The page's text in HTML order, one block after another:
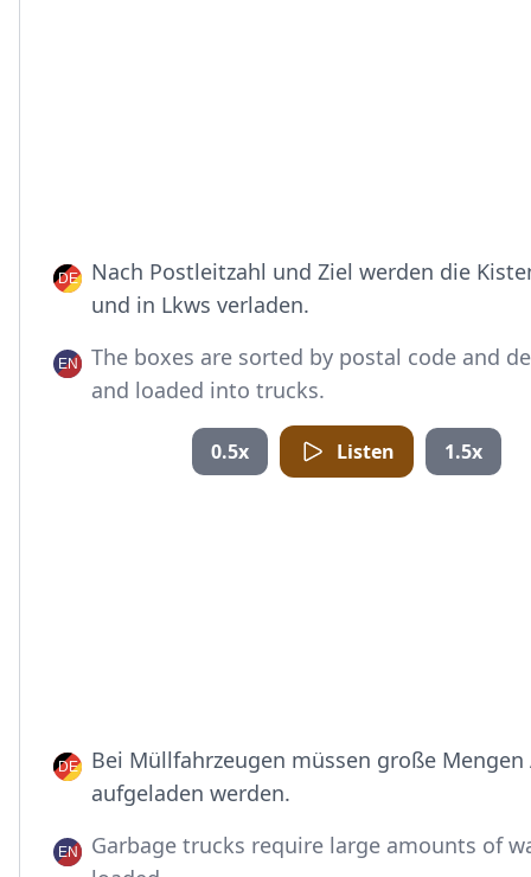
Nach Postleitzahl und Ziel werden die
und in Lkws verladen.
The boxes are sorted by postal code and
and loaded into trucks.
0.5x Listen 1.5x
Bei Müllfahrzeugen müssen große Mengen
aufgeladen werden.
Garbage trucks require large amounts of